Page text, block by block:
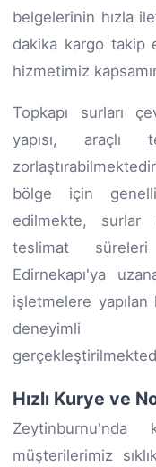
belgelerinin hızla
dakika kargo takip
hizmetimiz
Topkapı surları
yapısı, araçlı
bölge için
edilmekte, surlar
teslimat süreleri
Edirnekapı'ya
işletmelere
deneyimli
Hızlı Kurye ve
müşterilerimiz